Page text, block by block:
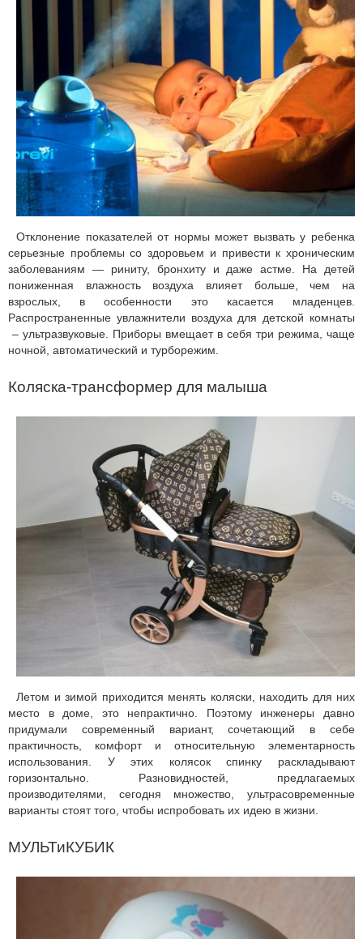
Отклонение показателей от нормы может вызвать у ребенка
серьезные проблемы со здоровьем и привести к хроническим
заболеваниям — риниту, бронхиту и даже астме. На детей
пониженная влажность воздуха влияет больше, чем на
взрослых, в особенности это касается младенцев.
Распространенные увлажнители воздуха для детской комнаты
– ультразвуковые. Приборы вмещает в себя три режима, чаще
ночной, автоматический и турборежим.
Коляска-трансформер для малыша
Летом и зимой приходится менять коляски, находить для них
место в доме, это непрактично. Поэтому инженеры давно
придумали современный вариант, сочетающий в себе
практичность, комфорт и относительную элементарность
использования. У этих колясок спинку раскладывают
горизонтально. Разновидностей, предлагаемых
производителями, сегодня множество, ультрасовременные
варианты стоят того, чтобы испробовать их идею в жизни.
МУЛЬТиКУБИК